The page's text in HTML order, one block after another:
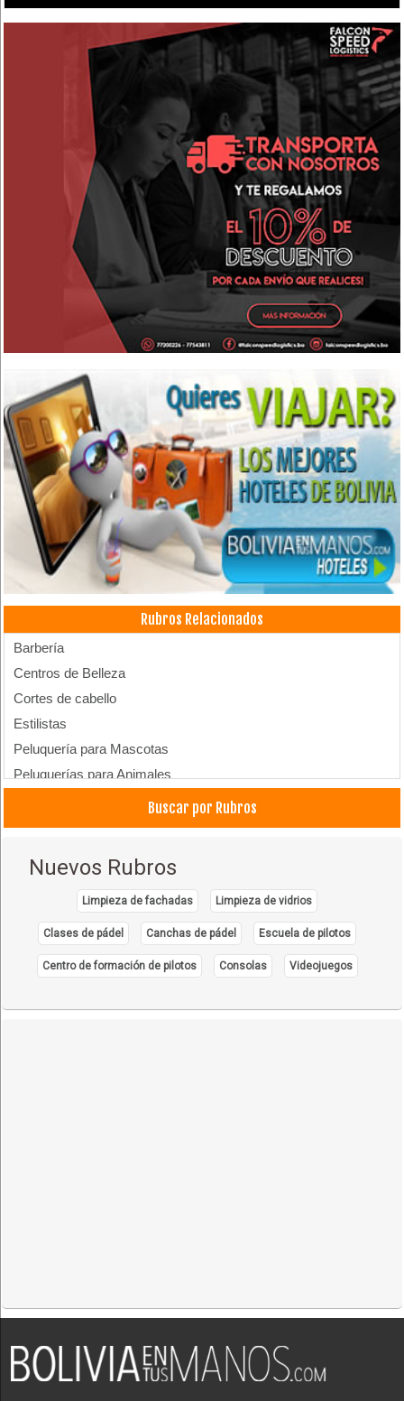
Rubros Relacionados
Barbería
Centros de Belleza
Cortes de cabello
Estilistas
Peluquería para Mascotas
Peluquerías para Animales
Peluquerías: Equipos, Sillones
Salones de Belleza
Buscar por Rubros
Nuevos Rubros
Limpieza de fachadas Limpieza de vidrios
Clases de pádel Canchas de pádel Escuela de pilotos
Centro de formación de pilotos Consolas Videojuegos